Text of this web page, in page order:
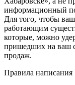
информационный
Для того, чтобы
работающим
которые, можно
пришедших на ваш
продаж.
Правила написания